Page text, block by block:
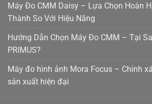
Máy Đo CMM Daisy – Lựa Chọn Hoàn
Thành So Với Hiệu Năng
Hướng Dẫn Chọn Máy Đo CMM – Tại
PRIMUS?
Máy đo hình ảnh Mora Focus – Chính
sản xuất hiện đại